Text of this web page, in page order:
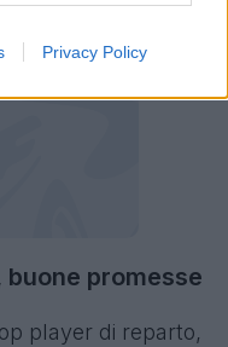
Privacy Policy
promesse
player di reparto,